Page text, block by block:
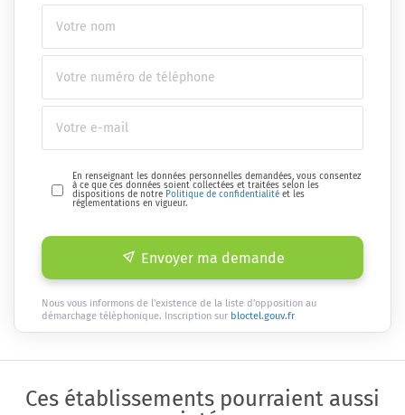
En renseignant les données personnelles demandées, vous consentez
à ce que ces données soient collectées et traitées selon les
dispositions de notre Politique de confidentialité et les
réglementations en vigueur.
Envoyer ma demande
Nous vous informons de l'existence de la liste d'opposition au
démarchage téléphonique. Inscription sur bloctel.gouv.fr
Ces établissements pourraient aussi